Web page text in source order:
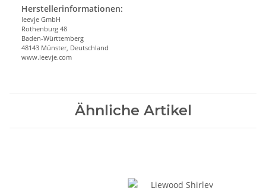
Herstellerinformationen:
leevje GmbH
Rothenburg 48
Baden-Württemberg
48143 Münster, Deutschland
www.leevje.com
Ähnliche Artikel